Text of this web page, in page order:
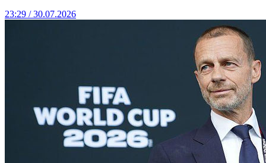
23:29 / 30.07.2026